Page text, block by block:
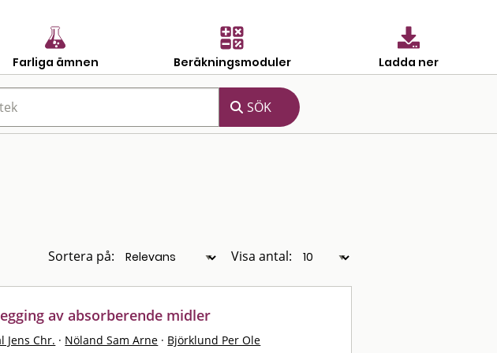
Farliga ämnen Beräkningsmoduler Ladda ner
Sortera på: Visa antal:
av absorberende midler
Jens Chr. · Nöland Sam Arne · Björklund Per Ole